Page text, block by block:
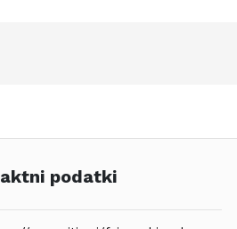
podatki